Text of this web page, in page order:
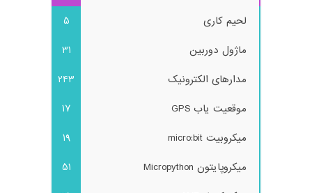
لحیم کاری
5
ماژول دوربین
31
مدارهای الکترونیک
243
موقعیت یاب GPS
17
میکروبیت micro:bit
19
میکروپایتون Micropython
51